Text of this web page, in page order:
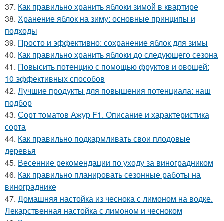
37. Как правильно хранить яблоки зимой в квартире
38. Хранение яблок на зиму: основные принципы и
подходы
39. Просто и эффективно: сохранение яблок для зимы
40. Как правильно хранить яблоки до следующего сезона
41. Повысить потенцию с помощью фруктов и овощей:
10 эффективных способов
42. Лучшие продукты для повышения потенциала: наш
подбор
43. Сорт томатов Ажур F1. Описание и характеристика
сорта
44. Как правильно подкармливать свои плодовые
деревья
45. Весенние рекомендации по уходу за виноградником
46. Как правильно планировать сезонные работы на
винограднике
47. Домашняя настойка из чеснока с лимоном на водке.
Лекарственная настойка с лимоном и чесноком